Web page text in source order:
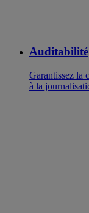
Auditabilité
Garantissez la
à la